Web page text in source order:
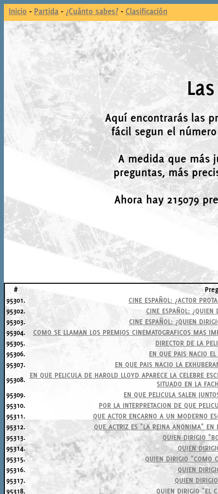
Inicio - Partida - ¿Cuánto sabes? - Clasificación
Aquí encontrarás las
fácil segun el
A medida que más
preguntas, más
Ahora hay 215079
#
95301.
CINE ESPAÑOL: ¿ACTOR
95302.
CINE ESPAÑOL:
95303.
CINE ESPAÑOL: ¿QUIEN
95304.
COMO SE LLAMAN LOS PREMIOS CINEMATOGRAFICOS MAS
95305.
DIRECTOR DE LA
95306.
EN QUE PAIS NACIO
95307.
EN QUE PAIS NACIO LA
95308. EN QUE PELICULA DE HAROLD LLOYD APARECE LA CELEBRE
SITUADO EN LA
95309.
EN QUE PELICULA SALEN
95310.
POR LA INTERPRETACION DE QUE
95311.
QUE ACTOR ENCARNO A UN MODERNO
95312.
QUE ACTRIZ ES "LA REINA ANONIMA" EN
95313.
QUIEN DIRIGIO
95314.
QUIEN
95315.
QUIEN DIRIGIO "COMO
95316.
QUIEN
95317.
QUIEN
95318.
QUIEN DIRIGIO "EL